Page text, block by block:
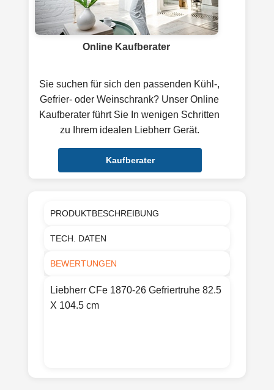
Online Kaufberater
Sie suchen für sich den passenden Kühl-,
Gefrier- oder Weinschrank? Unser Online
Kaufberater führt Sie In wenigen Schritten
zu Ihrem idealen Liebherr Gerät.
Kaufberater
PRODUKTBESCHREIBUNG
TECH. DATEN
BEWERTUNGEN
Liebherr CFe 1870-26 Gefriertruhe 82.5
X 104.5 cm